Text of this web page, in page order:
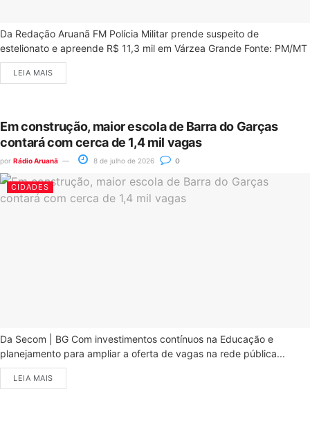
Da Redação Aruanã FM Polícia Militar prende suspeito de
estelionato e apreende R$ 11,3 mil em Várzea Grande Fonte: PM/MT
LEIA MAIS
Em construção, maior escola de Barra do Garças
contará com cerca de 1,4 mil vagas
por Rádio Aruanã 8 de julho de 2026 0
CIDADES
Da Secom | BG Com investimentos contínuos na Educação e
planejamento para ampliar a oferta de vagas na rede pública...
LEIA MAIS